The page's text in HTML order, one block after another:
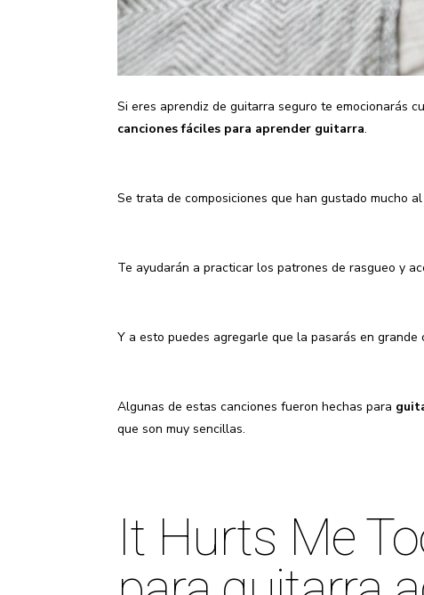
Si eres aprendiz de guitarra seguro te emocionarás
canciones fáciles para aprender guitarra.
Se trata de composiciones que han gustado mucho
Te ayudarán a practicar los patrones de rasgueo y
Y a esto puedes agregarle que la pasarás en
Algunas de estas canciones fueron hechas para
que son muy sencillas.
It Hurts Me